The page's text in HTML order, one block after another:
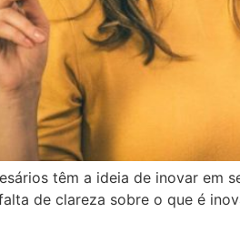
têm a ideia de inovar em
de clareza sobre o que é